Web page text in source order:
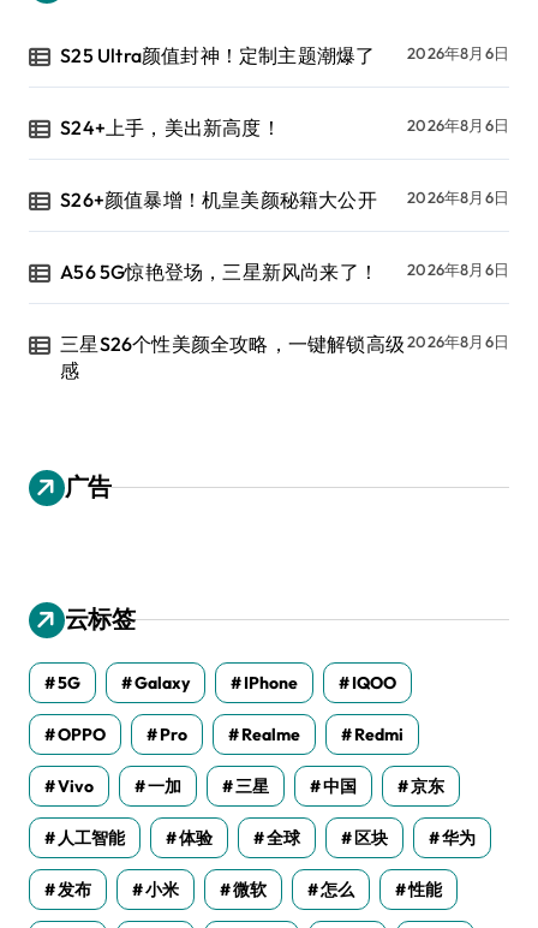
S25 Ultra颜值封神！定制主题潮爆了 2026年8月6日
S24+上手，美出新高度！ 2026年8月6日
S26+颜值暴增！机皇美颜秘籍大公开 2026年8月6日
A56 5G惊艳登场，三星新风尚来了！ 2026年8月6日
三星S26个性美颜全攻略，一键解锁高级
感
2026年8月6日
广告
云标签
5G Galaxy IPhone IQOO
OPPO Pro Realme Redmi
Vivo 一加 三星 中国 京东
人工智能 体验 全球 区块 华为
发布 小米 微软 怎么 性能